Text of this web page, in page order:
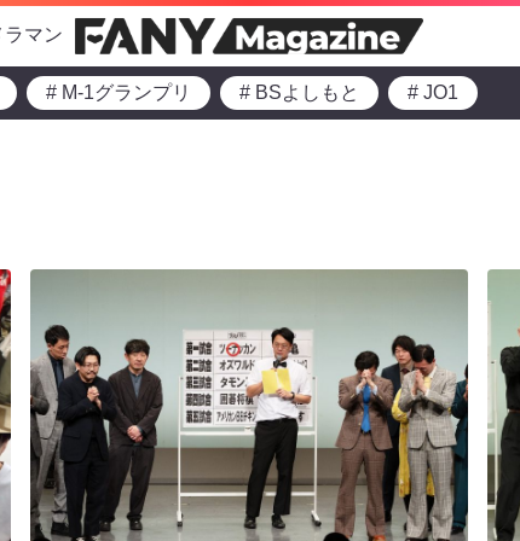
マン
# M-1グランプリ # BSよしもと # JO1